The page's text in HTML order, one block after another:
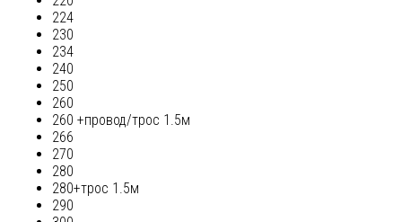
224
230
234
240
250
260
260 +провод/трос 1.5м
266
270
280
280+трос 1.5м
290